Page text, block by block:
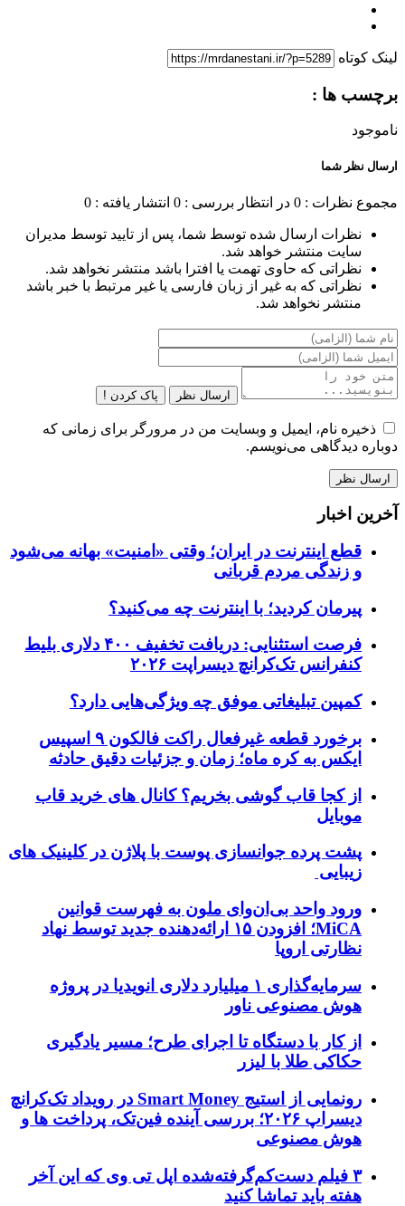
لینک کوتاه
برچسب ها :
ناموجود
ارسال نظر شما
مجموع نظرات : 0 در انتظار بررسی : 0 انتشار یافته : 0
نظرات ارسال شده توسط شما، پس از تایید توسط مدیران
سایت منتشر خواهد شد.
نظراتی که حاوی تهمت یا افترا باشد منتشر نخواهد شد.
نظراتی که به غیر از زبان فارسی یا غیر مرتبط با خبر باشد
منتشر نخواهد شد.
ارسال نظر پاک کردن !
ذخیره نام، ایمیل و وبسایت من در مرورگر برای زمانی که
دوباره دیدگاهی می‌نویسم.
آخرین اخبار
قطع اینترنت در ایران؛ وقتی «امنیت» بهانه می‌شود
و زندگی مردم قربانی
پیرمان کردید؛ با اینترنت چه می‌کنید؟
فرصت استثنایی: دریافت تخفیف ۴۰۰ دلاری بلیط
کنفرانس تک‌کرانچ دیسراپت ۲۰۲۶
کمپین تبلیغاتی موفق چه ویژگی‌هایی دارد؟
برخورد قطعه غیرفعال راکت فالکون ۹ اسپیس
ایکس به کره ماه؛ زمان و جزئیات دقیق حادثه
از کجا قاب گوشی بخریم؟ کانال های خرید قاب
موبایل
پشت پرده جوانسازی پوست با پلاژن در کلینیک های
زیبایی
ورود واحد بی‌ان‌وای ملون به فهرست قوانین
MiCA؛ افزودن ۱۵ ارائه‌دهنده جدید توسط نهاد
نظارتی اروپا
سرمایه‌گذاری ۱ میلیارد دلاری انویدیا در پروژه
هوش مصنوعی ناور
از کار با دستگاه تا اجرای طرح؛ مسیر یادگیری
حکاکی طلا با لیزر
رونمایی از استیج Smart Money در رویداد تک‌کرانچ
دیسراپ ۲۰۲۶؛ بررسی آینده فین‌تک، پرداخت‌ ها و
هوش مصنوعی
۳ فیلم دست‌کم‌گرفته‌شده اپل تی وی که این آخر
هفته باید تماشا کنید